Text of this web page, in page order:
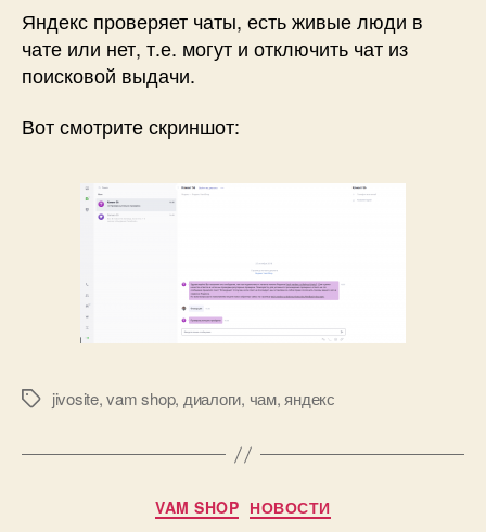
Яндекс проверяет чаты, есть живые люди в
чате или нет, т.е. могут и отключить чат из
поисковой выдачи.
Вот смотрите скриншот:
Меткиjivosite,vam shop, диалоги, чам, яндекс
Рубрики
VAM SHOP НОВОСТИ